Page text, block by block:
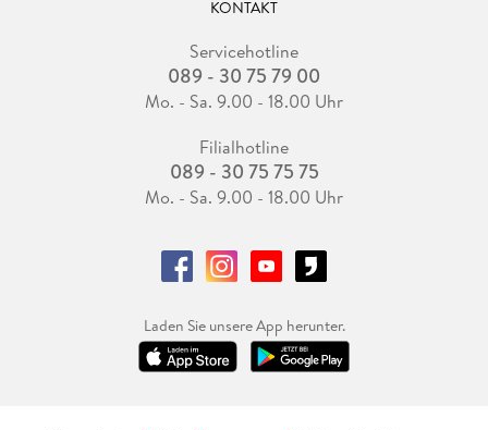
KONTAKT
Servicehotline
089 - 30 75 79 00
Mo. - Sa. 9.00 - 18.00 Uhr
Filialhotline
089 - 30 75 75 75
Mo. - Sa. 9.00 - 18.00 Uhr
Laden Sie unsere App herunter.